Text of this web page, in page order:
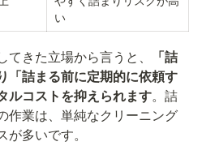
い
きた立場から言うと、
「詰
「詰まる前に定期的に依頼す
ルコストを抑えられます。詰
作業は、単純なクリーニング
多いです。